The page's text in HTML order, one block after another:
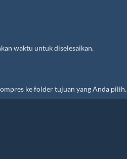
waktu untuk diselesaikan.
ke folder tujuan yang Anda pilih.